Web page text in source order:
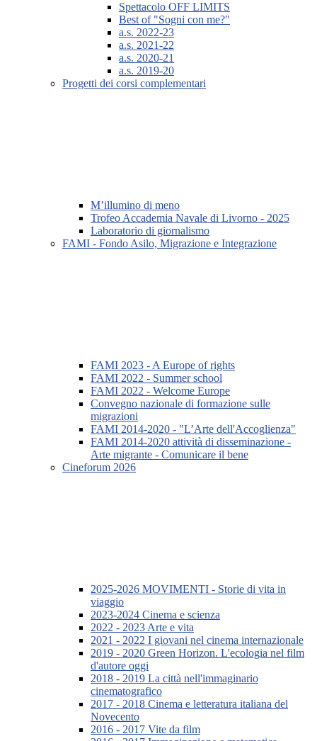
Spettacolo OFF LIMITS
Best of "Sogni con me?"
a.s. 2022-23
a.s. 2021-22
a.s. 2020-21
a.s. 2019-20
Progetti dei corsi complementari
M’illumino di meno
Trofeo Accademia Navale di Livorno - 2025
Laboratorio di giornalismo
FAMI - Fondo Asilo, Migrazione e Integrazione
FAMI 2023 - A Europe of rights
FAMI 2022 - Summer school
FAMI 2022 - Welcome Europe
Convegno nazionale di formazione sulle
migrazioni
FAMI 2014-2020 - "L’Arte dell'Accoglienza"
FAMI 2014-2020 attività di disseminazione -
Arte migrante - Comunicare il bene
Cineforum 2026
2025-2026 MOVIMENTI - Storie di vita in
viaggio
2023-2024 Cinema e scienza
2022 - 2023 Arte e vita
2021 - 2022 I giovani nel cinema internazionale
2019 - 2020 Green Horizon. L'ecologia nel film
d'autore oggi
2018 - 2019 La città nell'immaginario
cinematografico
2017 - 2018 Cinema e letteratura italiana del
Novecento
2016 - 2017 Vite da film